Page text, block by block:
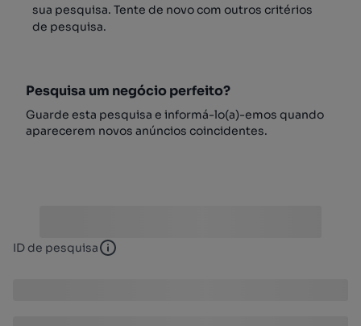
sua pesquisa. Tente de novo com outros critérios
de pesquisa.
Pesquisa um negócio perfeito?
Guarde esta pesquisa e informá-lo(a)-emos quando
aparecerem novos anúncios coincidentes.
ID de pesquisa ID de pesquisa